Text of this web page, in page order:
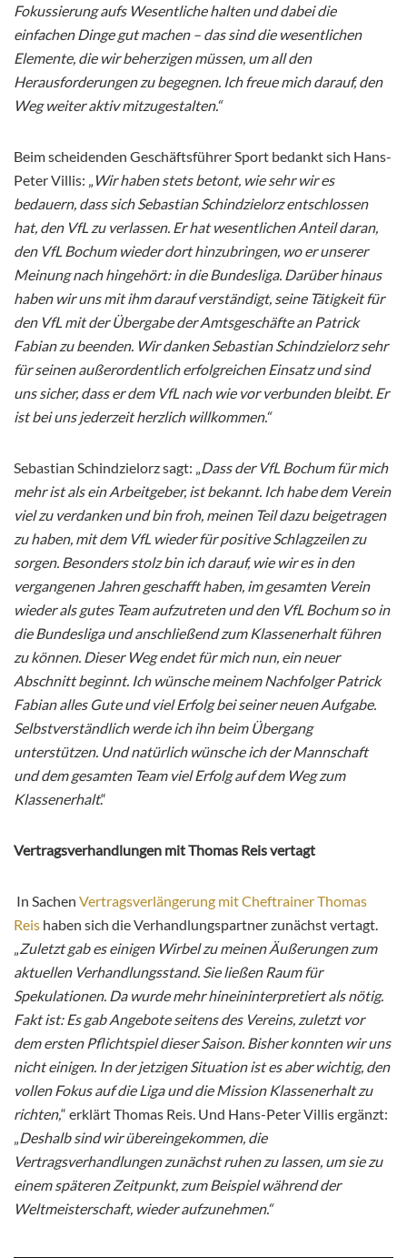
Fokussierung aufs Wesentliche halten und dabei die
einfachen Dinge gut machen – das sind die wesentlichen
Elemente, die wir beherzigen müssen, um all den
Herausforderungen zu begegnen. Ich freue mich darauf, den
Weg weiter aktiv mitzugestalten.“
Beim scheidenden Geschäftsführer Sport bedankt sich Hans-
Peter Villis: „
Wir haben stets betont, wie sehr wir es
bedauern, dass sich Sebastian Schindzielorz entschlossen
hat, den VfL zu verlassen. Er hat wesentlichen Anteil daran,
den VfL Bochum wieder dort hinzubringen, wo er unserer
Meinung nach hingehört: in die Bundesliga. Darüber hinaus
haben wir uns mit ihm darauf verständigt, seine Tätigkeit für
den VfL mit der Übergabe der Amtsgeschäfte an Patrick
Fabian zu beenden. Wir danken Sebastian Schindzielorz sehr
für seinen außerordentlich erfolgreichen Einsatz und sind
uns sicher, dass er dem VfL nach wie vor verbunden bleibt. Er
ist bei uns jederzeit herzlich willkommen.“
Sebastian Schindzielorz sagt: „
Dass der VfL Bochum für mich
mehr ist als ein Arbeitgeber, ist bekannt. Ich habe dem Verein
viel zu verdanken und bin froh, meinen Teil dazu beigetragen
zu haben, mit dem VfL wieder für positive Schlagzeilen zu
sorgen. Besonders stolz bin ich darauf, wie wir es in den
vergangenen Jahren geschafft haben, im gesamten Verein
wieder als gutes Team aufzutreten und den VfL Bochum so in
die Bundesliga und anschließend zum Klassenerhalt führen
zu können. Dieser Weg endet für mich nun, ein neuer
Abschnitt beginnt. Ich wünsche meinem Nachfolger Patrick
Fabian alles Gute und viel Erfolg bei seiner neuen Aufgabe.
Selbstverständlich werde ich ihn beim Übergang
unterstützen. Und natürlich wünsche ich der Mannschaft
und dem gesamten Team viel Erfolg auf dem Weg zum
Klassenerhalt.“
Vertragsverhandlungen mit Thomas Reis vertagt
In Sachen Vertragsverlängerung mit Cheftrainer Thomas
Reis haben sich die Verhandlungspartner zunächst vertagt.
Zuletzt gab es einigen Wirbel zu meinen Äußerungen zum
aktuellen Verhandlungsstand. Sie ließen Raum für
Spekulationen. Da wurde mehr hineininterpretiert als nötig.
Fakt ist: Es gab Angebote seitens des Vereins, zuletzt vor
dem ersten Pflichtspiel dieser Saison. Bisher konnten wir uns
nicht einigen. In der jetzigen Situation ist es aber wichtig, den
vollen Fokus auf die Liga und die Mission Klassenerhalt zu
richten,“ erklärt Thomas Reis. Und Hans-Peter Villis ergänzt:
Deshalb sind wir übereingekommen, die
Vertragsverhandlungen zunächst ruhen zu lassen, um sie zu
einem späteren Zeitpunkt, zum Beispiel während der
Weltmeisterschaft, wieder aufzunehmen.“